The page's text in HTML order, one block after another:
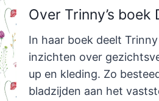
Over Trinny’s boek
In haar boek deelt
inzichten over
up en kleding. Zo
bladzijden aan het